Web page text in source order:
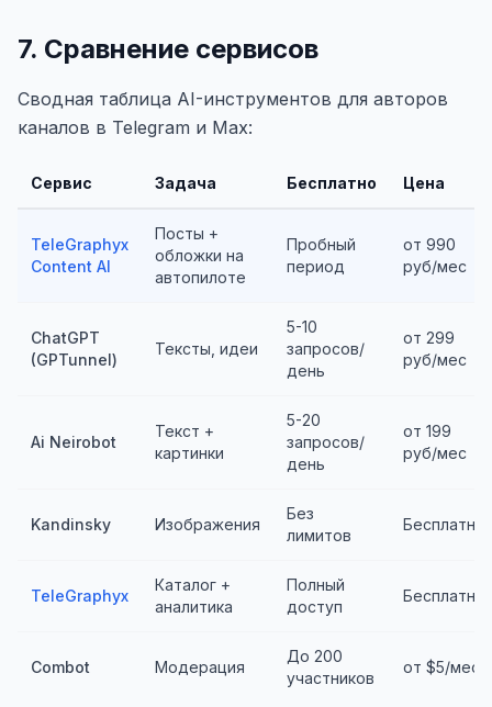
7. Сравнение сервисов
Сводная таблица AI-инструментов для авторов
каналов в Telegram и Max:
Сервис Задача Бесплатно Цена
TeleGraphyx
Content AI
Посты +
обложки на
автопилоте
Пробный
период
от 990
руб/мес
ChatGPT
(GPTunnel)
Тексты, идеи
5-10
запросов/
день
от 299
руб/мес
Ai Neirobot
Текст +
картинки
5-20
запросов/
день
от 199
руб/мес
Kandinsky Изображения
Без
лимитов
Бесплатно
TeleGraphyx
Каталог +
аналитика
Полный
доступ
Бесплатно
Combot Модерация
До 200
участников
от $5/мес